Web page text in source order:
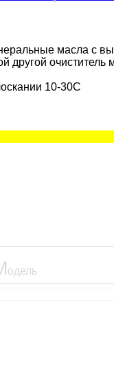
масла с
другой
10-30С
одель